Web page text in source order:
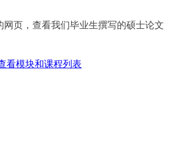
网页，查看我们毕业生撰写的硕士论文
看模块和课程列表